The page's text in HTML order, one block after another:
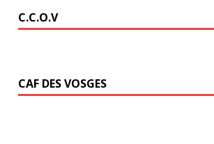
C.C.O.V
CAF DES VOSGES